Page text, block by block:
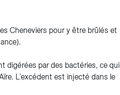
Cheneviers pour y être brûlés et
digérées par des bactéries, ce qui
L’excédent est injecté dans le